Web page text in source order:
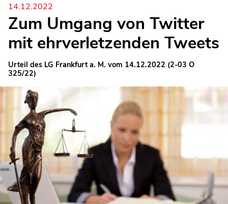
14.12.2022
Zum Umgang von Twitter
mit ehrverletzenden Tweets
Urteil des LG Frankfurt a. M. vom 14.12.2022 (2-03 O
325/22)